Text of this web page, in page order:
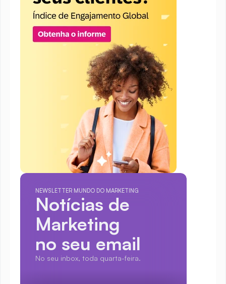
NEWSLETTER MUNDO DO MARKETING
Notícias de
Marketing
no seu email
No seu inbox, toda quarta-feira.